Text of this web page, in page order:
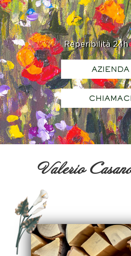
Reperibilità 24h
AZIENDA
CHIAMACI
Valerio